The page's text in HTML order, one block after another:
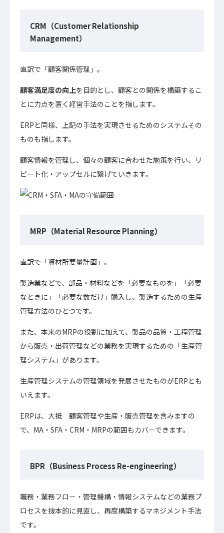
CRM（Customer Relationship
Management）
直訳で「顧客関係管理」。
顧客満足度の向上を目的とし、顧客との関係を構築するこ
とに力点を置く経営手法のことを指します。
ERPと同様、上記の手法を実現させるためのシステムその
ものも指します。
顧客情報を管理し、個々の顧客に合わせた施策を行い、リ
ピート化・アップセルに繋げていきます。
MRP（Material Resource Planning）
直訳で「資材所要量計画」。
製造業などで、部品・材料などを「必要なものを」「必要
なときに」「必要な数だけ」購入し、製造するための生産
管理方法のひとつです。
また、本来のMRPの役割に加えて、製品の品質・工程管理
から販売・出荷管理などの業務を実現するための「生産管
理システム」があります。
生産管理システムの管理領域を発展させたものがERPとも
いえます。
ERPは、大抵 顧客管理や生産・販売管理を含みますの
で、MA・SFA・CRM・MRPの範囲もカバーできます。
BPR（Business Process Re-engineering）
職務・業務フロー・管理機構・情報システムなどの業務プ
ロセスを抜本的に見直し、再度構築するマネジメント手法
です。